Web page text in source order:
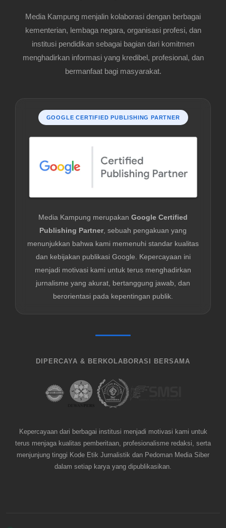
Media Kampung menjalin kolaborasi dengan berbagai
kementerian, lembaga negara, organisasi profesi, dan
institusi pendidikan sebagai bagian dari komitmen
menghadirkan informasi yang kredibel, profesional, dan
bermanfaat bagi masyarakat.
GOOGLE CERTIFIED PUBLISHING PARTNER
Media Kampung merupakan Google Certified
Publishing Partner, sebuah pengakuan yang
menunjukkan bahwa kami memenuhi standar kualitas
dan kebijakan publikasi Google. Kepercayaan ini
menjadi motivasi kami untuk terus menghadirkan
jurnalisme yang akurat, bertanggung jawab, dan
berorientasi pada kepentingan publik.
DIPERCAYA & BERKOLABORASI BERSAMA
Kepercayaan dari berbagai institusi menjadi motivasi kami untuk
terus menjaga kualitas pemberitaan, profesionalisme redaksi, serta
menjunjung tinggi Kode Etik Jurnalistik dan Pedoman Media Siber
dalam setiap karya yang dipublikasikan.